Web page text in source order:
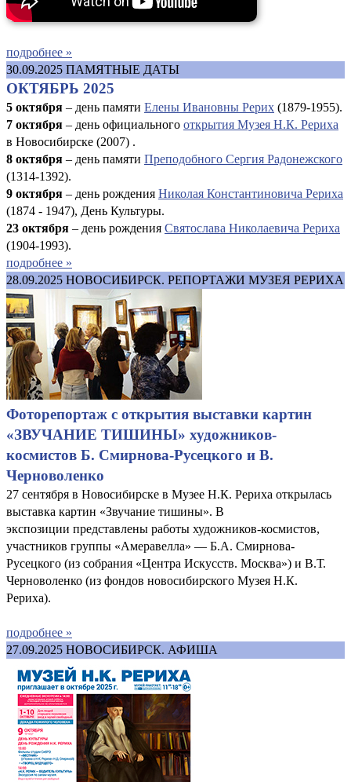
подробнее »
30.09.2025 ПАМЯТНЫЕ ДАТЫ
ОКТЯБРЬ 2025
5 октября – день памяти Елены Ивановны Рерих (1879-1955).
7 октября – день официального открытия Музея Н.К. Рериха
в Новосибирске (2007) .
8 октября – день памяти Преподобного Сергия Радонежского
(1314-1392).
9 октября – день рождения Николая Константиновича Рериха
(1874 - 1947), День Культуры.
23 октября – день рождения Святослава Николаевича Рериха
(1904-1993).
подробнее »
28.09.2025 НОВОСИБИРСК. РЕПОРТАЖИ МУЗЕЯ РЕРИХА
Фоторепортаж с открытия выставки картин
«ЗВУЧАНИЕ ТИШИНЫ» художников-
космистов Б. Смирнова-Русецкого и В.
Черноволенко
27 сентября в Новосибирске в Музее Н.К. Рериха открылась
выставка картин «Звучание тишины». В
экспозиции представлены работы художников-космистов,
участников группы «Амеравелла» — Б.А. Смирнова-
Русецкого (из собрания «Центра Искусств. Москва») и В.Т.
Черноволенко (из фондов новосибирского Музея Н.К.
Рериха).
подробнее »
27.09.2025 НОВОСИБИРСК. АФИША